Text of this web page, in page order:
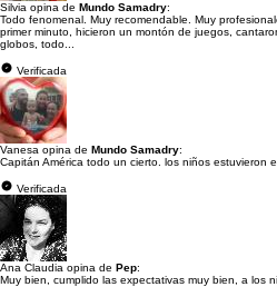
Silvia opina de Mundo Samadry:
Todo fenomenal. Muy recomendable. Muy
primer minuto, hicieron un montón de juegos,
globos, todo...
Verificada
Vanesa opina de Mundo Samadry:
Capitán América todo un cierto. los niños estuvieron
Verificada
Ana Claudia opina de Pep:
Muy bien, cumplido las expectativas muy bien, a los